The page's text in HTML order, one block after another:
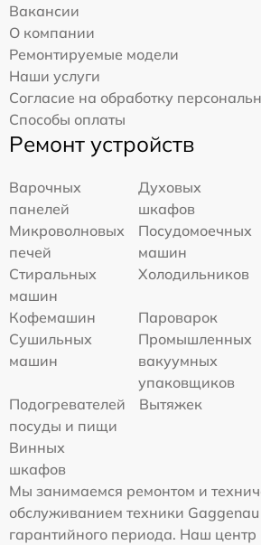
Вакансии
О компании
Ремонтируемые модели
Наши услуги
Согласие на обработку
Способы оплаты
Ремонт устройств
Варочных
панелей
Духовых
шкафов
Микроволновых
печей
Посудомоечных
машин
Стиральных
машин
Холодильников
Кофемашин
Пароварок
Сушильных
машин
Промышленных
вакуумных
упаковщиков
Подогревателей
посуды и пищи
Вытяжек
Винных
шкафов
Мы занимаемся ремонтом и
обслуживанием техники
гарантийного периода. Наш